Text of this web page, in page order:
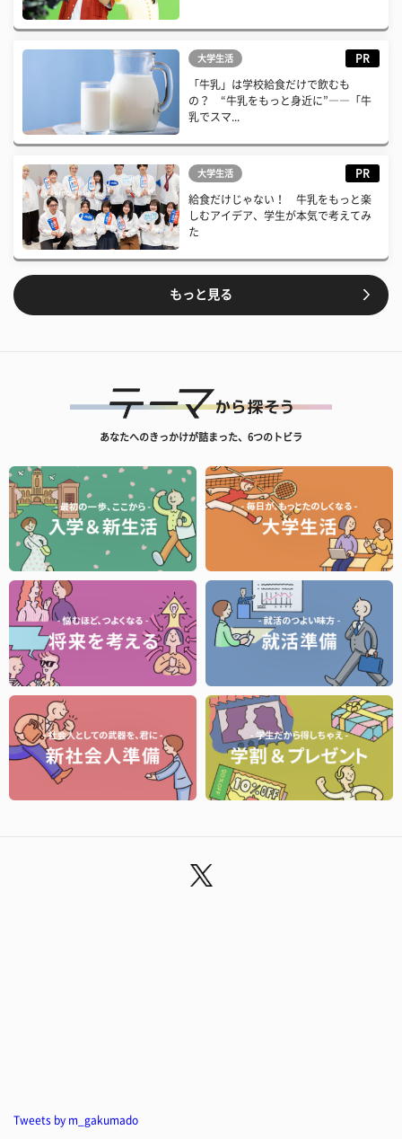
大学生活 PR
「牛乳」は学校給食だけで飲むも
の？ “牛乳をもっと身近に”――「牛
乳でスマ...
大学生活 PR
給食だけじゃない！ 牛乳をもっと楽
しむアイデア、学生が本気で考えてみ
た
もっと見る
あなたへのきっかけが詰まった、6つのトビラ
Tweets by m_gakumado